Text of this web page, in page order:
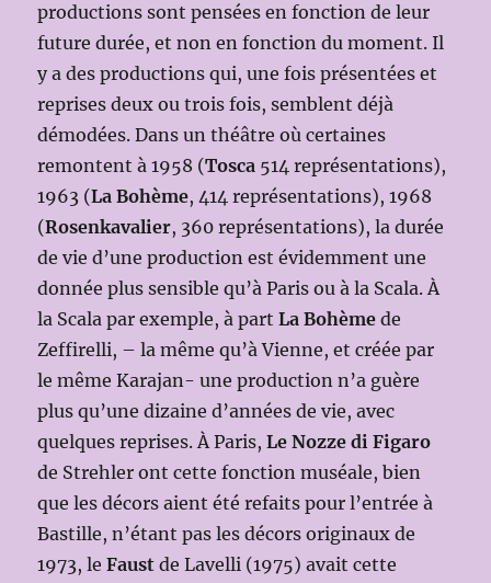
productions sont pensées en fonction de leur
future durée, et non en fonction du moment. Il
y a des productions qui, une fois présentées et
reprises deux ou trois fois, semblent déjà
démodées. Dans un théâtre où certaines
remontent à 1958 (Tosca 514 représentations),
1963 (La Bohème, 414 représentations), 1968
(Rosenkavalier, 360 représentations), la durée
de vie d’une production est évidemment une
donnée plus sensible qu’à Paris ou à la Scala. À
la Scala par exemple, à partLa Bohème de
Zeffirelli, – la même qu’à Vienne, et créée par
le même Karajan- une production n’a guère
plus qu’une dizaine d’années de vie, avec
quelques reprises. À Paris,Le Nozze di Figaro
de Strehler ont cette fonction muséale, bien
que les décors aient été refaits pour l’entrée à
Bastille, n’étant pas les décors originaux de
1973, leFaust de Lavelli (1975) avait cette